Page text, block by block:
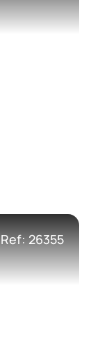
Ref: 26355